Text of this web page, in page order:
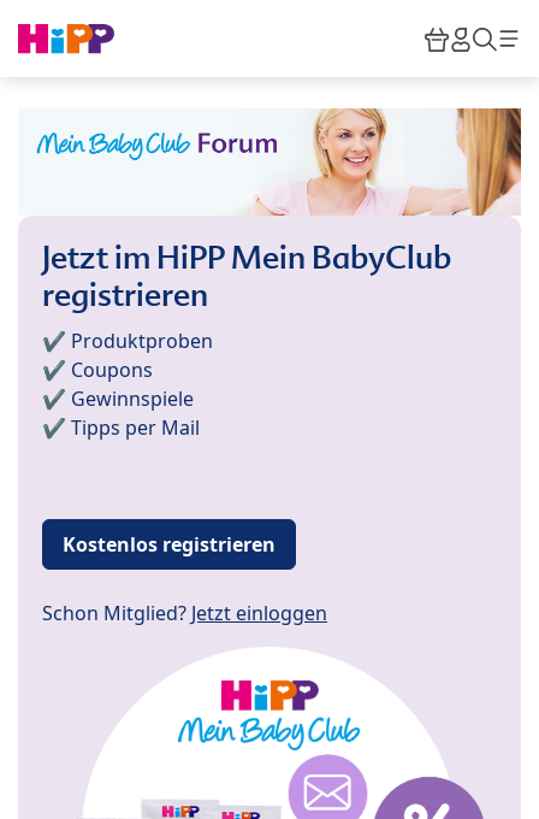
HiPP
Jetzt im HiPP Mein BabyClub
registrieren
✔️ Produktproben
✔️ Coupons
✔️ Gewinnspiele
✔️ Tipps per Mail
Kostenlos registrieren
Schon Mitglied? Jetzt einloggen